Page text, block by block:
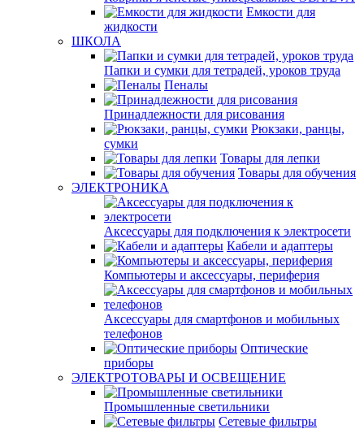
Емкости для
жидкости
ШКОЛА
Папки и сумки для тетрадей, уроков труда
Пеналы
Принадлежности для рисования
Рюкзаки, ранцы,
сумки
Товары для лепки
Товары для обучения
ЭЛЕКТРОНИКА
Аксессуары для подключения к электросети
Кабели и адаптеры
Компьютеры и аксессуары, периферия
Аксессуары для смартфонов и мобильных
телефонов
Оптические
приборы
ЭЛЕКТРОТОВАРЫ И ОСВЕЩЕНИЕ
Промышленные светильники
Сетевые фильтры